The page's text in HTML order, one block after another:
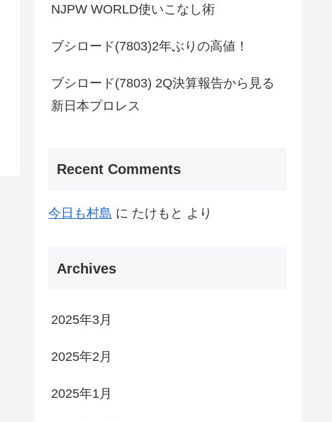
NJPW WORLD使いこなし術
ブシロード(7803)2年ぶりの高値！
ブシロード(7803) 2Q決算報告から見る
新日本プロレス
Recent Comments
今日も村島 に たけもと より
Archives
2025年3月
2025年2月
2025年1月